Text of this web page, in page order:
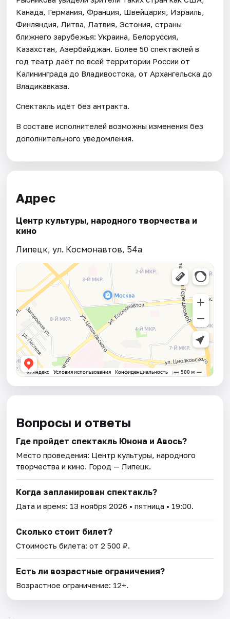
Канада, Германия, Франция, Швейцария, Израиль,
Финляндия, Литва, Латвия, Эстония, страны
ближнего зарубежья: Украина, Белоруссия,
Казахстан, Азербайджан. Более 50 спектаклей в
год театр даёт по всей территории России от
Калининграда до Владивостока, от Архангельска до
Владикавказа.
Спектакль идёт без антракта.
В составе исполнителей возможны изменения без
дополнительного уведомления.
Адрес
Центр культуры, народного творчества и
кино
Липецк, ул. Космонавтов, 54а
Вопросы и ответы
Где пройдет спектакль Юнона и Авось?
Место проведения: Центр культуры, народного
творчества и кино. Город — Липецк.
Когда запланирован спектакль?
Дата и время: 13 ноября 2026 • пятница • 19:00.
Сколько стоит билет?
Стоимость билета: от 2 500 ₽.
Есть ли возрастные ограничения?
Возрастное ограничение: 12+.